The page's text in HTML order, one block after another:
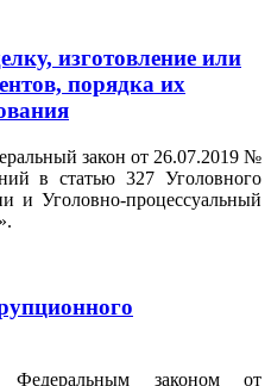
изготовление или
порядка их
закон от 26.07.2019 №
в статью 327 Уголовного
и Уголовно-процессуальный
Федеральным законом от